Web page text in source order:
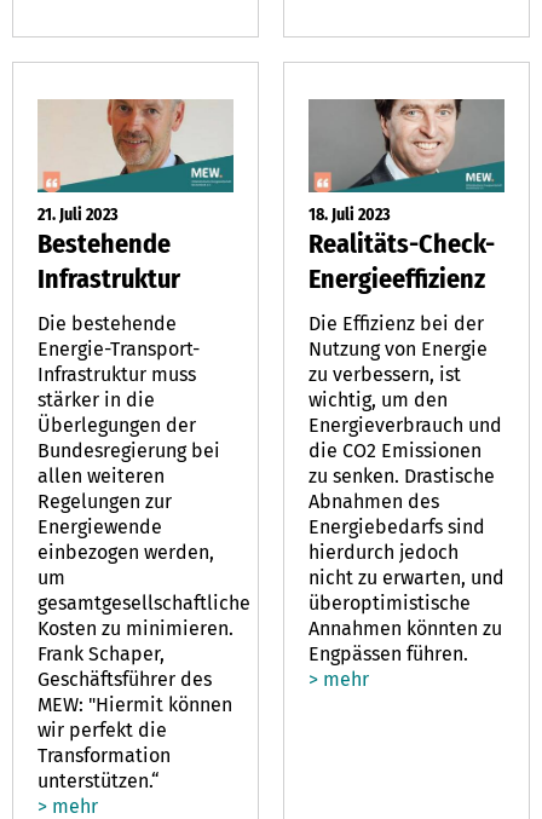
21. Juli 2023
Bestehende
Infrastruktur
Die bestehende
Energie-Transport-
Infrastruktur muss
stärker in die
Überlegungen der
Bundesregierung bei
allen weiteren
Regelungen zur
Energiewende
einbezogen werden,
um
gesamtgesellschaftliche
Kosten zu minimieren.
Frank Schaper,
Geschäftsführer des
MEW: "Hiermit können
wir perfekt die
Transformation
unterstützen.“
> mehr
18. Juli 2023
Realitäts-Check-
Energieeffizienz
Die Effizienz bei der
Nutzung von Energie
zu verbessern, ist
wichtig, um den
Energieverbrauch und
die CO2 Emissionen
zu senken. Drastische
Abnahmen des
Energiebedarfs sind
hierdurch jedoch
nicht zu erwarten, und
überoptimistische
Annahmen könnten zu
Engpässen führen.
> mehr